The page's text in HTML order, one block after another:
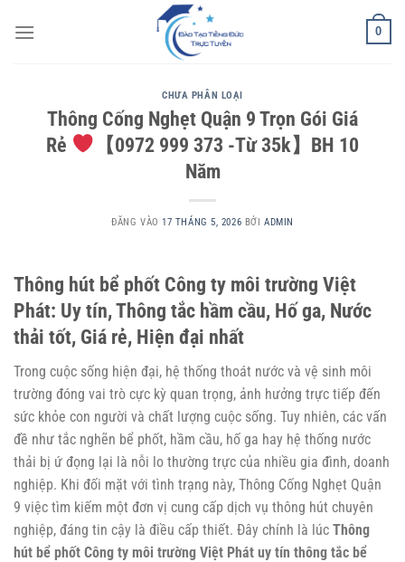
qua
0
CHƯA PHÂN LOẠI
Thông Cống Nghẹt Quận 9 Trọn Gói Giá
Rẻ
【0972 999 373 -Từ 35k】BH 10
Năm
ĐĂNG VÀO17 THÁNG 5, 2026 BỞI ADMIN
Thông hút bể phốt Công ty môi trường Việt
Phát: Uy tín, Thông tắc hầm cầu, Hố ga, Nước
thải tốt, Giá rẻ, Hiện đại nhất
Trong cuộc sống hiện đại, hệ thống thoát nước và vệ sinh môi
trường đóng vai trò cực kỳ quan trọng, ảnh hưởng trực tiếp đến
sức khỏe con người và chất lượng cuộc sống. Tuy nhiên, các vấn
đề như tắc nghẽn bể phốt, hầm cầu, hố ga hay hệ thống nước
thải bị ứ đọng lại là nỗi lo thường trực của nhiều gia đình, doanh
nghiệp. Khi đối mặt với tình trạng này, Thông Cống Nghẹt Quận
9 việc tìm kiếm một đơn vị cung cấp dịch vụ thông hút chuyên
nghiệp, đáng tin cậy là điều cấp thiết. Đây chính là lúc Thông
hút bể phốt Công ty môi trường Việt Phát uy tín thông tắc bể